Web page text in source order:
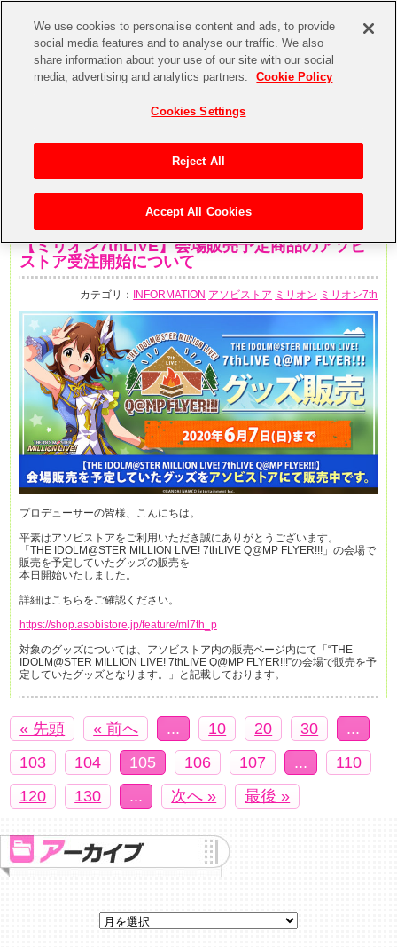
【ミリオン7thLIVE】会場販売予定商品のアソビ
ストア受注開始について
カテゴリ： INFORMATION アソビストア ミリオン ミリオン7th
プロデューサーの皆様、こんにちは。
平素はアソビストアをご利用いただき誠にありがとうございます。
「THE IDOLM@STER MILLION LIVE! 7thLIVE Q@MP FLYER!!!」の会場で
販売を予定していたグッズの販売を
本日開始いたしました。
詳細はこちらをご確認ください。
https://shop.asobistore.jp/feature/ml7th_p
対象のグッズについては、アソビストア内の販売ページ内にて「“THE
IDOLM@STER MILLION LIVE! 7thLIVE Q@MP FLYER!!!”の会場で販売を予
定していたグッズとなります。」と記載しております。
« 先頭 « 前へ ... 10 20 30
...
103
104 105 106 107 ...
110
120
130 ... 次へ » 最後 »
We use cookies to personalise content and ads, to provide
social media features and to analyse our traffic. We also
share information about your use of our site with our social
media, advertising and analytics partners.
Cookie Policy
Cookies Settings
Reject All
Accept All Cookies